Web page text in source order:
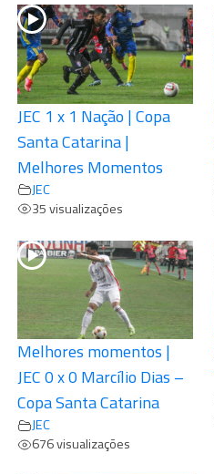
JEC 1 x 1 Nação | Copa
Santa Catarina |
Melhores Momentos
JEC
35 visualizações
Melhores momentos |
JEC 0 x 0 Marcílio Dias –
Copa Santa Catarina
JEC
676 visualizações